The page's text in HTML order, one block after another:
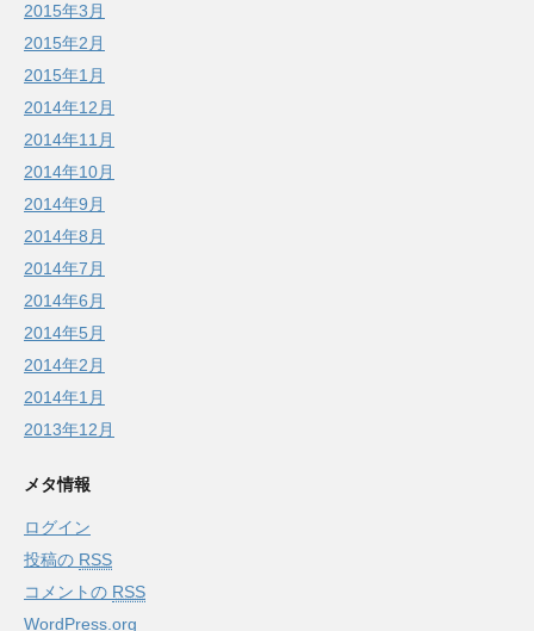
2015年3月
2015年2月
2015年1月
2014年12月
2014年11月
2014年10月
2014年9月
2014年8月
2014年7月
2014年6月
2014年5月
2014年2月
2014年1月
2013年12月
メタ情報
ログイン
投稿の RSS
コメントの RSS
WordPress.org